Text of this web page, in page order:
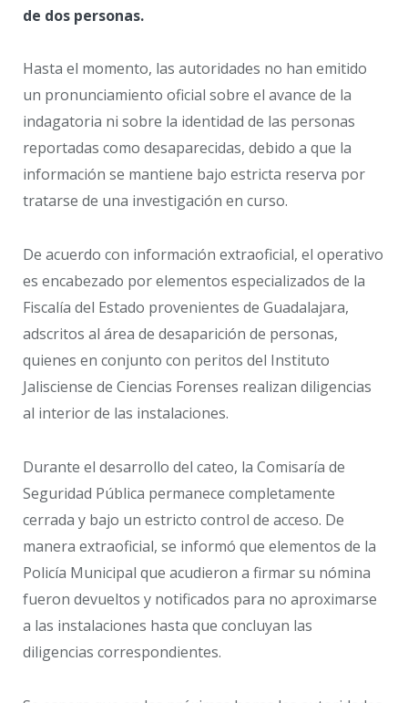
de dos personas.
Hasta el momento, las autoridades no han emitido
un pronunciamiento oficial sobre el avance de la
indagatoria ni sobre la identidad de las personas
reportadas como desaparecidas, debido a que la
información se mantiene bajo estricta reserva por
tratarse de una investigación en curso.
De acuerdo con información extraoficial, el operativo
es encabezado por elementos especializados de la
Fiscalía del Estado provenientes de Guadalajara,
adscritos al área de desaparición de personas,
quienes en conjunto con peritos del Instituto
Jalisciense de Ciencias Forenses realizan diligencias
al interior de las instalaciones.
Durante el desarrollo del cateo, la Comisaría de
Seguridad Pública permanece completamente
cerrada y bajo un estricto control de acceso. De
manera extraoficial, se informó que elementos de la
Policía Municipal que acudieron a firmar su nómina
fueron devueltos y notificados para no aproximarse
a las instalaciones hasta que concluyan las
diligencias correspondientes.